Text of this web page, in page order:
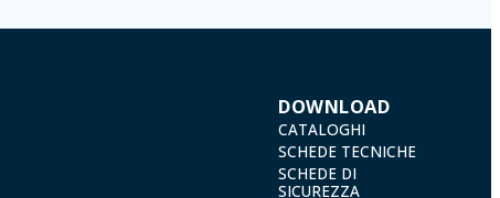
DOWNLOAD
CATALOGHI
SCHEDE TECNICHE
SCHEDE DI
SICUREZZA